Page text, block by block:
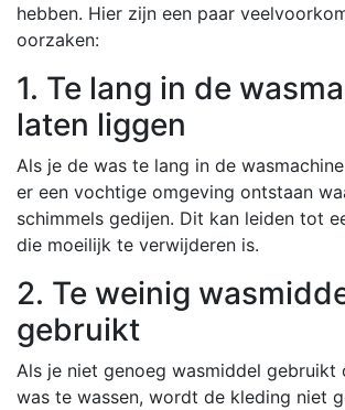
hebben. Hier zijn een paar
oorzaken:
1. Te lang in de
laten liggen
Als je de was te lang in de
er een vochtige omgeving ontstaan
schimmels gedijen. Dit kan leiden tot
die moeilijk te verwijderen is.
2. Te weinig
gebruikt
Als je niet genoeg wasmiddel gebruikt
was te wassen, wordt de kleding niet